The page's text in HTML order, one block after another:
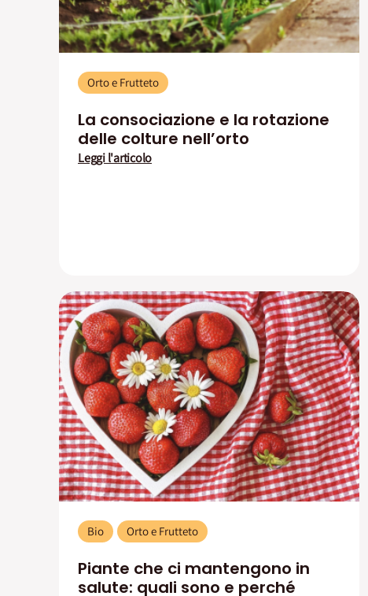
Orto e Frutteto
La consociazione e la rotazione
delle colture nell’orto
Leggi l'articolo
Bio Orto e Frutteto
Piante che ci mantengono in
salute: quali sono e perché